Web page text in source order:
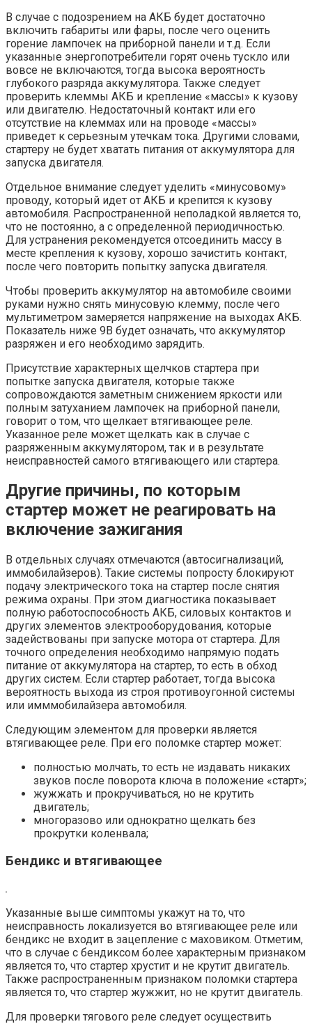
В случае с подозрением на АКБ будет достаточно
включить габариты или фары, после чего оценить
горение лампочек на приборной панели и т.д. Если
указанные энергопотребители горят очень тускло или
вовсе не включаются, тогда высока вероятность
глубокого разряда аккумулятора. Также следует
проверить клеммы АКБ и крепление «массы» к кузову
или двигателю. Недостаточный контакт или его
отсутствие на клеммах или на проводе «массы»
приведет к серьезным утечкам тока. Другими словами,
стартеру не будет хватать питания от аккумулятора для
запуска двигателя.
Отдельное внимание следует уделить «минусовому»
проводу, который идет от АКБ и крепится к кузову
автомобиля. Распространенной неполадкой является то,
что не постоянно, а с определенной периодичностью.
Для устранения рекомендуется отсоединить массу в
месте крепления к кузову, хорошо зачистить контакт,
после чего повторить попытку запуска двигателя.
Чтобы проверить аккумулятор на автомобиле своими
руками нужно снять минусовую клемму, после чего
мультиметром замеряется напряжение на выходах АКБ.
Показатель ниже 9В будет означать, что аккумулятор
разряжен и его необходимо зарядить.
Присутствие характерных щелчков стартера при
попытке запуска двигателя, которые также
сопровождаются заметным снижением яркости или
полным затуханием лампочек на приборной панели,
говорит о том, что щелкает втягивающее реле.
Указанное реле может щелкать как в случае с
разряженным аккумулятором, так и в результате
неисправностей самого втягивающего или стартера.
Другие причины, по которым
стартер может не реагировать на
включение зажигания
В отдельных случаях отмечаются (автосигнализаций,
иммобилайзеров). Такие системы попросту блокируют
подачу электрического тока на стартер после снятия
режима охраны. При этом диагностика показывает
полную работоспособность АКБ, силовых контактов и
других элементов электрооборудования, которые
задействованы при запуске мотора от стартера. Для
точного определения необходимо напрямую подать
питание от аккумулятора на стартер, то есть в обход
других систем. Если стартер работает, тогда высока
вероятность выхода из строя противоугонной системы
или имммобилайзера автомобиля.
Следующим элементом для проверки является
втягивающее реле. При его поломке стартер может:
полностью молчать, то есть не издавать никаких
звуков после поворота ключа в положение «старт»;
жужжать и прокручиваться, но не крутить
двигатель;
многоразово или однократно щелкать без
прокрутки коленвала;
Бендикс и втягивающее
Указанные выше симптомы укажут на то, что
неисправность локализуется во втягивающее реле или
бендикс не входит в зацепление с маховиком. Отметим,
что в случае с бендиксом более характерным признаком
является то, что стартер хрустит и не крутит двигатель.
Также распространенным признаком поломки стартера
является то, что стартер жужжит, но не крутит двигатель.
Для проверки тягового реле следует осуществить